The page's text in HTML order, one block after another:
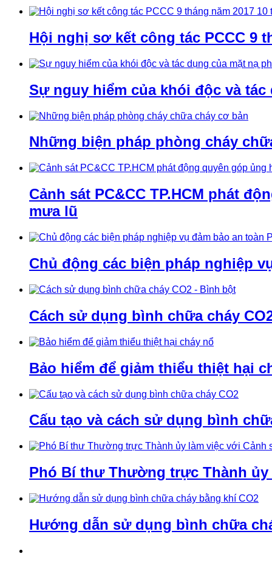
Hội nghị sơ kết công tác PCCC 9
Sự nguy hiểm của khói độc và
Những biện pháp phòng cháy
Cảnh sát PC&CC TP.HCM phát
mưa lũ
Chủ động các biện pháp nghiệp
Cách sử dụng bình chữa cháy
Bảo hiểm để giảm thiểu thiệt hại
Cấu tạo và cách sử dụng bình
Phó Bí thư Thường trực Thành ủy
Hướng dẫn sử dụng bình chữa